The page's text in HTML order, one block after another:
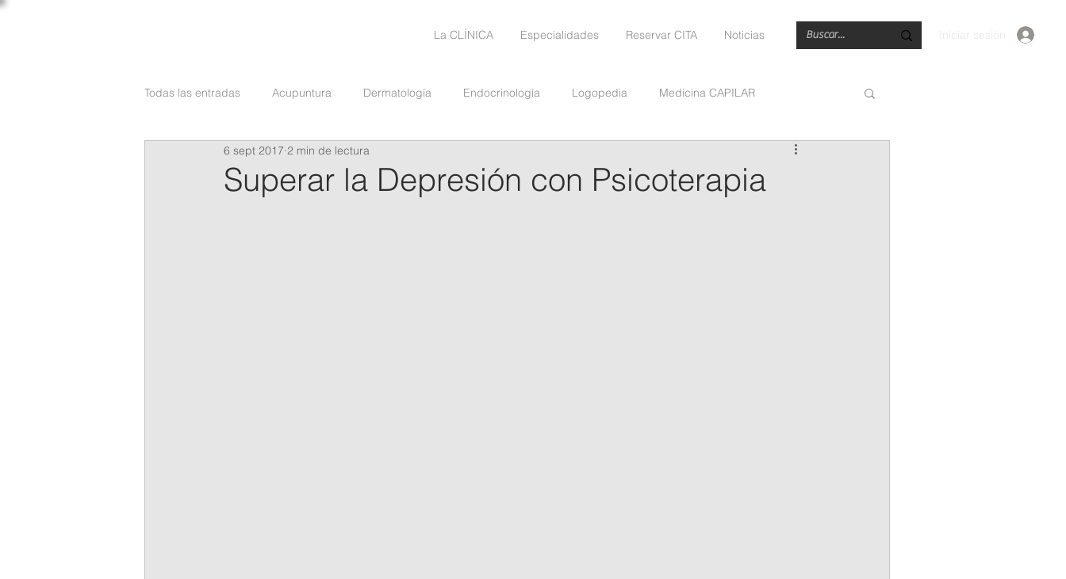
La CLÍNICA Especialidades Reservar CITA Noticias Iniciar sesión
Todas las entradas Acupuntura Dermatología Endocrinología Logopedia Medicina CAPILAR
Medicina Estética Neurología Radiología
Superar la Depresión con Psicoterapia
6 sept 2017 2 min de lectura